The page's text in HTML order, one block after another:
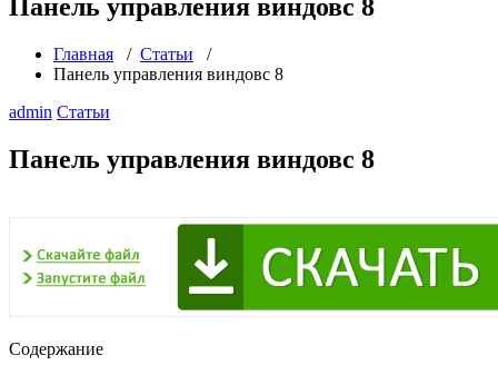
Панель управления виндовс 8
Главная / Статьи /
Панель управления виндовс 8
admin Статьи
Панель управления виндовс 8
Содержание